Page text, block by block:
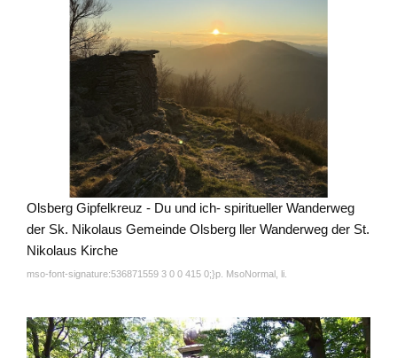
Olsberg Gipfelkreuz - Du und ich- spiritueller Wanderweg
der Sk. Nikolaus Gemeinde Olsberg ller Wanderweg der St.
Nikolaus Kirche
mso-font-signature:536871559 3 0 0 415 0;}p. MsoNormal, li.